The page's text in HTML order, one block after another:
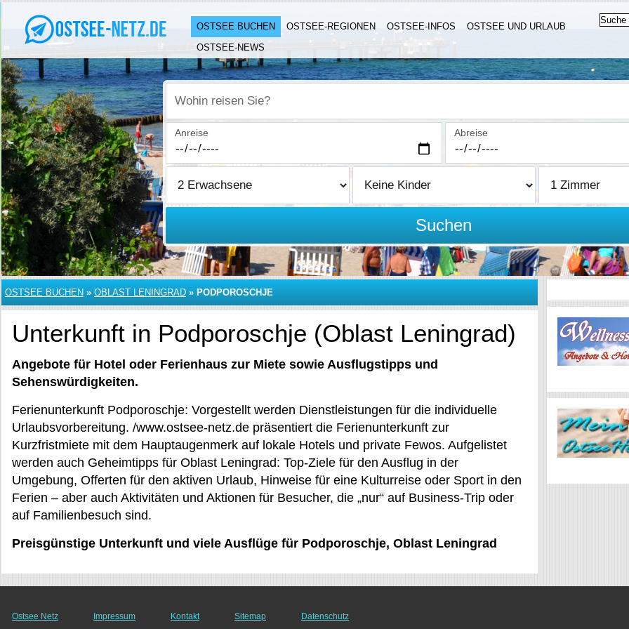
OSTSEE BUCHEN OSTSEE-REGIONEN OSTSEE-INFOS
OSTSEE UND URLAUB
OSTSEE-NEWS
Wohin reisen Sie?
Anreise Abreise
Suchen
OSTSEE BUCHEN » OBLAST LENINGRAD » PODPOROSCHJE
Unterkunft in Podporoschje (Oblast Leningrad)
Angebote für Hotel oder Ferienhaus zur Miete sowie Ausflugstipps und
Sehenswürdigkeiten.
Ferienunterkunft Podporoschje: Vorgestellt werden Dienstleistungen für die individuelle
Urlaubsvorbereitung. /www.ostsee-netz.de präsentiert die Ferienunterkunft zur
Kurzfristmiete mit dem Hauptaugenmerk auf lokale Hotels und private Fewos. Aufgelistet
werden auch Geheimtipps für Oblast Leningrad: Top-Ziele für den Ausflug in der
Umgebung, Offerten für den aktiven Urlaub, Hinweise für eine Kulturreise oder Sport in den
Ferien – aber auch Aktivitäten und Aktionen für Besucher, die „nur“ auf Business-Trip oder
auf Familienbesuch sind.
Preisgünstige Unterkunft und viele Ausflüge für Podporoschje, Oblast Leningrad
Ostsee Netz Impressum Kontakt Sitemap Datenschutz